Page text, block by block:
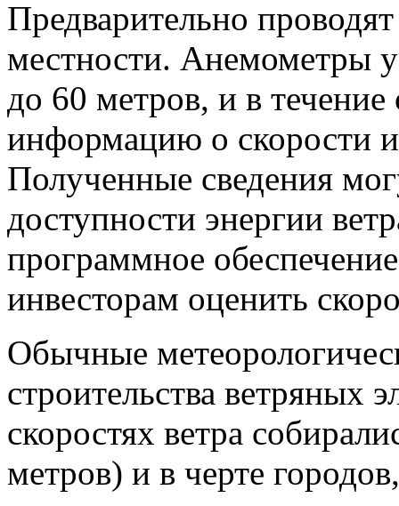
Предварительно
местности. Анемометры
до 60 метров, и в
информацию о скорости
Полученные сведения
доступности энергии
программное
инвесторам оценить
Обычные
строительства ветряных
скоростях ветра
метров) и в черте